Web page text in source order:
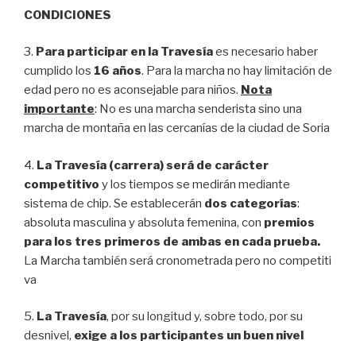
CONDICIONES
3. Para participar en la Travesíaes necesario haber
cumplido los 16 años. Para la marcha no hay limitación de
edad pero no es aconsejable para niños. Nota
importante: No es una marcha senderista sino una
marcha de montaña en las cercanías de la ciudad de Soria
4. La Travesía (carrera) será de carácter
competitivo y los tiempos se medirán mediante
sistema de chip. Se establecerán dos categorías:
absoluta masculina y absoluta femenina, con premios
para los tres primeros de ambas en cada prueba.
La Marcha también será cronometrada pero no competiti
va
5. La Travesía, por su longitud y, sobre todo, por su
desnivel, exige a los participantes un buen nivel